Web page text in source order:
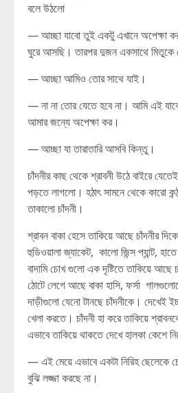
বলে উঠলো
— আচ্ছা যাবো তুই একটু এখানে অপেক্ষা
ঘুরে আসছি। তারপর দুজন একসাথে মিতুকে
— আচ্ছা আমিও তোর সাথে যাই।
— না না তোর যেতে হবে না। আমি এই
আমার জন্যে অপেক্ষা কর।
— আচ্ছা যা তারাতারি আসবি কিন্তু।
চাঁদনীর কাছ থেকে শ্রাবনী উঠে বাইরে
পড়তে লাগলো। হঠাৎ সামনে থেকে কারো
তাকালো চাঁদনী।
শ্রাবন বাকা হেসে তাকিয়ে আছে চাঁদনীর
হুডিওয়ালা জ্যাকেট, কালো জিন্স প্যান্ট,
বাদামি চোখ গুলো এক দৃষ্টিতে তাকিয়ে আছে
ঠোটে লেগে আছে বাকা হাসি, ফর্সা
দাড়ীগুলো যেনো টানছে চাঁদনীকে। দেখেই
খেলা করতে। চাঁদনী হা করে তাকিয়ে
এভাবে তাকিয়ে থাকতে দেখে হালকা কেশে
— এই মেয়ে এভাবে একটা নিরিহ ছেলেকে
বুঝি লজ্জা করছে না।